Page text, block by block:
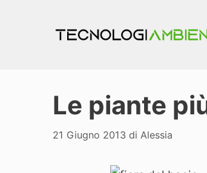
Le piante
21 Giugno 2013 di Alessia